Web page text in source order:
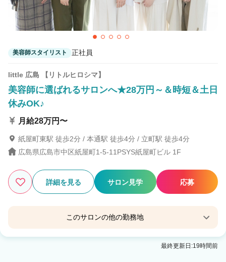
雇用形態
業務委託・フリーランス
詳細条件
この条件の求人数49件
検索する
美容師スタイリスト 正社員
little 広島 【リトルヒロシマ】
美容師に選ばれるサロンへ★28万円～＆時短＆土日
休みOK♪
月給28万円〜
紙屋町東駅 徒歩2分 / 本通駅 徒歩4分 / 立町駅 徒歩4分
広島県広島市中区紙屋町1-5-11PSYS紙屋町ビル 1F
詳細を見る サロン見学 応募
このサロンの他の勤務地
little 広島並木通り【リトル ヒロシマナミキドオ
最終更新日:19時間前